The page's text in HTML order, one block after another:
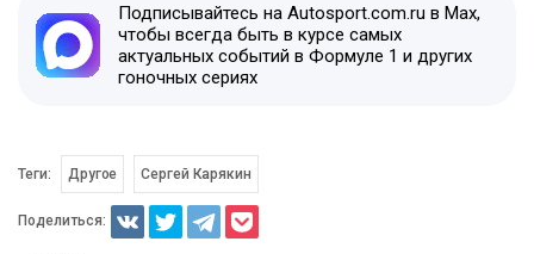
Подписывайтесь на Autosport.com.ru в Max,
чтобы всегда быть в курсе самых
актуальных событий в Формуле 1 и других
гоночных сериях
Теги: Другое Сергей Карякин
Поделиться: